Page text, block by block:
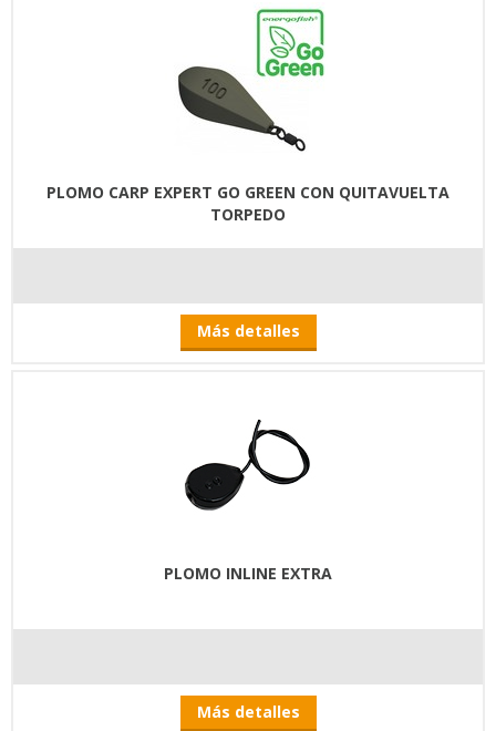
PLOMO CARP EXPERT GO GREEN CON QUITAVUELTA
TORPEDO
Más detalles
PLOMO INLINE EXTRA
Más detalles